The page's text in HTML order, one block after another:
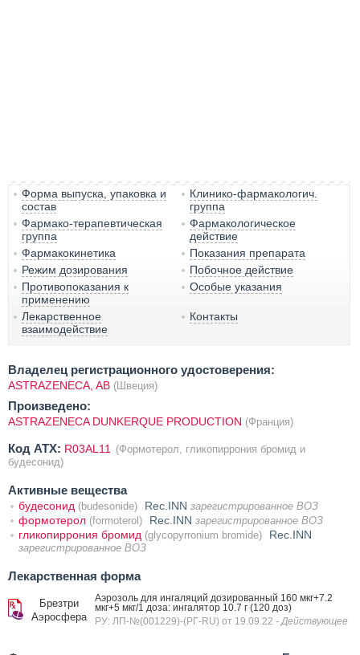
Форма выпуска, упаковка и
состав
Клинико-фармакологич.
группа
Фармако-терапевтическая
группа
Фармакологическое
действие
Фармакокинетика
Показания препарата
Режим дозирования
Побочное действие
Противопоказания к
применению
Особые указания
Лекарственное
взаимодействие
Контакты
Владелец регистрационного удостоверения:
ASTRAZENECA, AB (Швеция)
Произведено:
ASTRAZENECA DUNKERQUE PRODUCTION (Франция)
Код ATX: R03AL11
(Формотерол, гликопиррония бромид и
будесонид)
Активные вещества
будесонид (budesonide) Rec.INN зарегистрированное ВОЗ
формотерол (formoterol) Rec.INN зарегистрированное ВОЗ
гликопиррония бромид (glycopyrronium bromide) Rec.INN
зарегистрированное ВОЗ
Лекарственная форма
Брезтри
Аэросфера
Аэрозоль для ингаляций дозированный 160 мкг+7.2
мкг+5 мкг/1 доза: ингалятор 10.7 г (120 доз)
РУ: ЛП-№(001229)-(РГ-RU) от 19.09.22 - Действующее